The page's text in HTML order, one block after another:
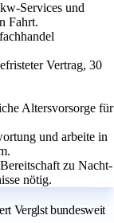
Services und
Fahrt.
Vertrag, 30
Altersvorsorge für
und arbeite in
zu Nacht-
nötig.
Verglst bundesweit